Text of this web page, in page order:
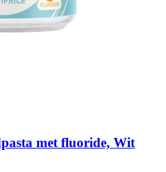
met fluoride, Wit